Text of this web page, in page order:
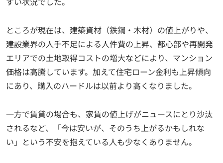
ところが現在は、建築資材（鉄鋼・木材）の値上がりや、
建設業界の人手不足による人件費の上昇、都心部や再開発
エリアでの土地取得コストの増大などにより、マンション
価格は高騰しています。加えて住宅ローン金利も上昇傾向
にあり、購入のハードルは以前より高くなりました。
一方で賃貸の場合も、家賃の値上げがニュースにとり沙汰
されるなど、「今は安いが、そのうち上がるかもしれな
い」という不安を抱えている人も少なくありません。